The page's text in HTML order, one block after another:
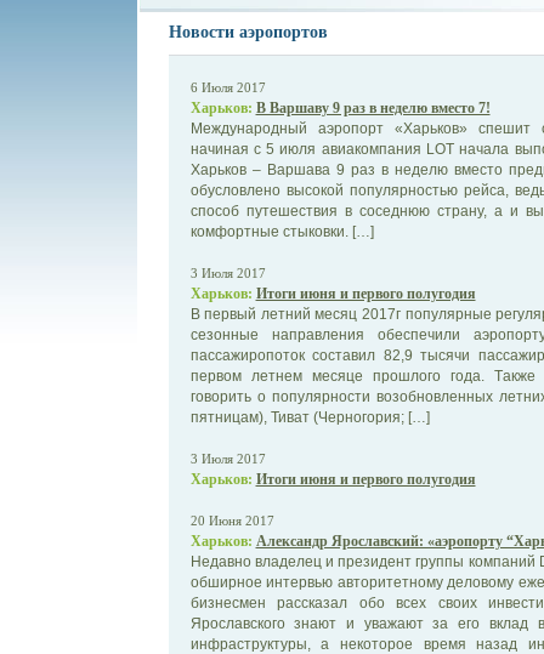
Новости аэропортов
6 Июля 2017
Харьков: В Варшаву 9 раз в неделю вместо 7!
Международный аэропорт «Харьков» спешит
начиная с 5 июля авиакомпания LOT начала
Харьков – Варшава 9 раз в неделю вместо
обусловлено высокой популярностью рейса,
способ путешествия в соседнюю страну, а и
комфортные стыковки. […]
3 Июля 2017
Харьков: Итоги июня и первого полугодия
В первый летний месяц 2017г популярные
сезонные направления обеспечили
пассажиропоток составил 82,9 тысячи
первом летнем месяце прошлого года.
говорить о популярности возобновленных
пятницам), Тиват (Черногория; […]
3 Июля 2017
Харьков: Итоги июня и первого полугодия
20 Июня 2017
Харьков: Александр Ярославский: «аэропорту
Недавно владелец и президент группы компаний
обширное интервью авторитетному деловому
бизнесмен рассказал обо всех своих
Ярославского знают и уважают за его вклад
инфраструктуры, а некоторое время назад